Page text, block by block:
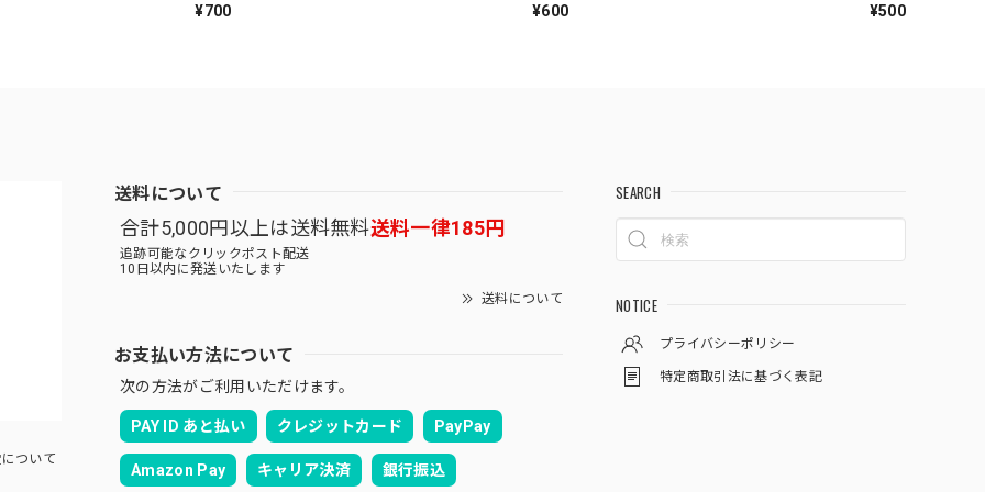
¥700 ¥600 ¥500
ついて
送料について
合計5,000円以上は送料無料送料一律185円
追跡可能なクリックポスト配送
10日以内に発送いたします
送料について
お支払い方法について
次の方法がご利用いただけます。
PAY ID あと払い クレジットカード PayPay
Amazon Pay キャリア決済 銀行振込
SEARCH
NOTICE
プライバシーポリシー
特定商取引法に基づく表記